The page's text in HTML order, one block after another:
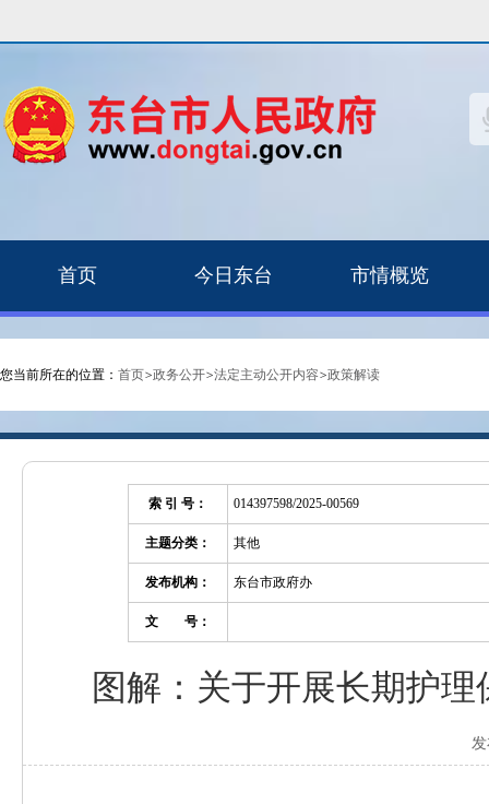
首页 今日东台 市情概览
您当前所在的位置： 首页>政务公开>法定主动公开内容>政策解读
索 引 号： 014397598/2025-00569
主题分类： 其他
发布机构： 东台市政府办
文 号：
图解：关于开展长期护
发